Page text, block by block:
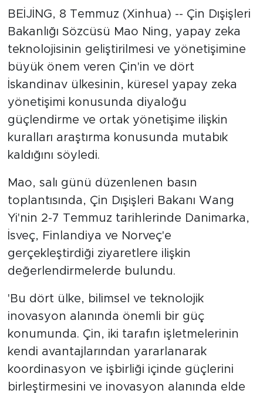
BEİJİNG, 8 Temmuz (Xinhua) -- Çin Dışişleri
Bakanlığı Sözcüsü Mao Ning, yapay zeka
teknolojisinin geliştirilmesi ve yönetişimine
büyük önem veren Çin'in ve dört
İskandinav ülkesinin, küresel yapay zeka
yönetişimi konusunda diyaloğu
güçlendirme ve ortak yönetişime ilişkin
kuralları araştırma konusunda mutabık
kaldığını söyledi.
Mao, salı günü düzenlenen basın
toplantısında, Çin Dışişleri Bakanı Wang
Yi'nin 2-7 Temmuz tarihlerinde Danimarka,
İsveç, Finlandiya ve Norveç'e
gerçekleştirdiği ziyaretlere ilişkin
değerlendirmelerde bulundu.
'Bu dört ülke, bilimsel ve teknolojik
inovasyon alanında önemli bir güç
konumunda. Çin, iki tarafın işletmelerinin
kendi avantajlarından yararlanarak
koordinasyon ve işbirliği içinde güçlerini
birleştirmesini ve inovasyon alanında elde